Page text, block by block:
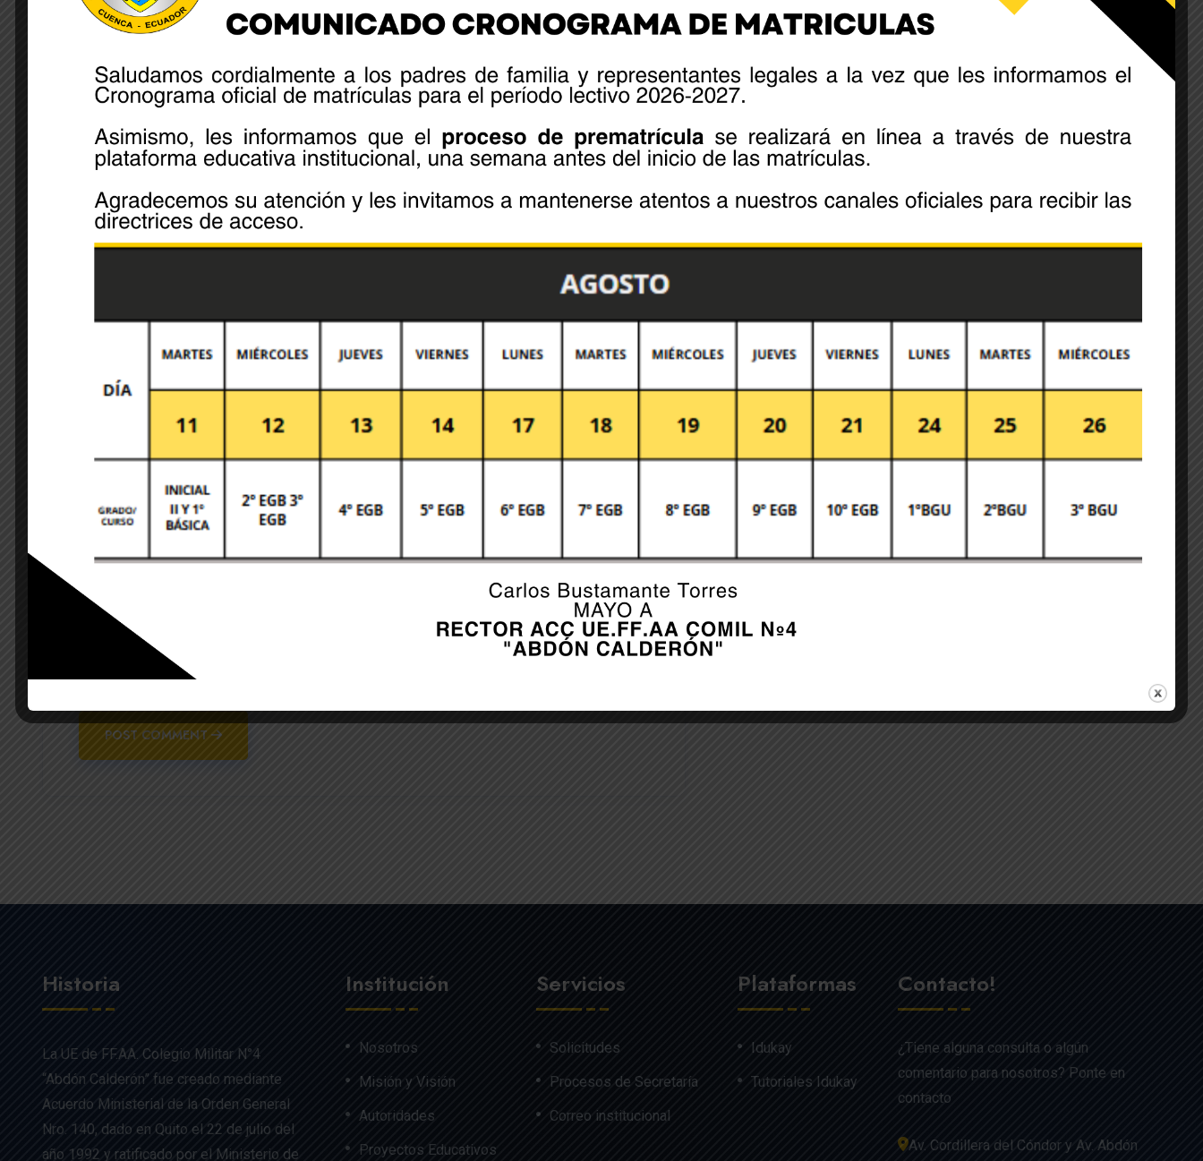
orientación militar las cadetes Marilyn Pullaguari y Anahí Duchi obtuvieron medalla bronce y
“Orientación Militar” de estas competencias de colegios militares y liceos navales.
Share:
Leave A Comment
Your email address will not be published. Required fields are marked *
Save my name, email, and website in this browser for the next time I comment.
POST COMMENT
Historia
La UE de FF.AA. Colegio Militar N°4
“Abdón Calderón” fue creado mediante
Acuerdo Ministerial de la Orden General
Nro. 140, dado en Quito el 22 de julio del
año 1992 y ratificado por el Ministerio de
Institución
Nosotros
Misión y Visión
Autoridades
Proyectos Educativos
Servicios
Solicitudes
Procesos de Secretaría
Correo institucional
Plataformas
Idukay
Tutoriales Idukay
Contacto!
¿Tiene alguna consulta o algún
comentario para nosotros? Ponte en
contacto
Av. Cordillera del Cóndor y Av. Abdón